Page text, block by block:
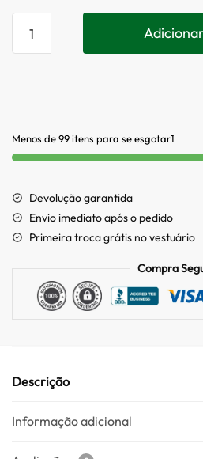
Menos de 99 itens para se esgotar1
Devolução garantida
Envio imediato após o pedido
Primeira troca grátis no vestuário
Compra
Descrição
Informação adicional